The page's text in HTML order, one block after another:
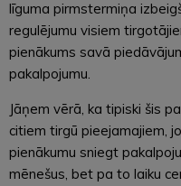
līguma pirmstermiņa
regulējumu visiem
pienākums savā
pakalpojumu.
Jāņem vērā, ka tipiski šis
citiem tirgū pieejamajiem,
pienākumu sniegt
mēnešus, bet pa to laiku